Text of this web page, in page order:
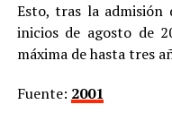
Esto, tras la admisión
inicios de agosto de
máxima de hasta tres
Fuente: 2001